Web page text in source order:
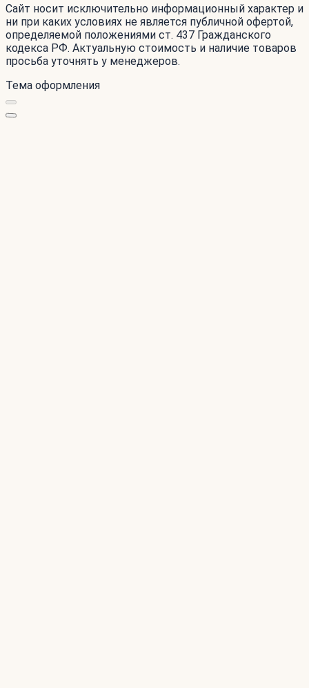
Сайт носит исключительно информационный характер и
ни при каких условиях не является публичной офертой,
определяемой положениями ст. 437 Гражданского
кодекса РФ. Актуальную стоимость и наличие товаров
просьба уточнять у менеджеров.
Тема оформления